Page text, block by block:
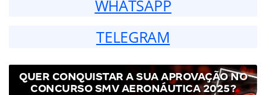
WHATSAPP
TELEGRAM
QUER CONQUISTAR A SUA APROVAÇÃO NO
CONCURSO SMV AERONÁUTICA 2025?